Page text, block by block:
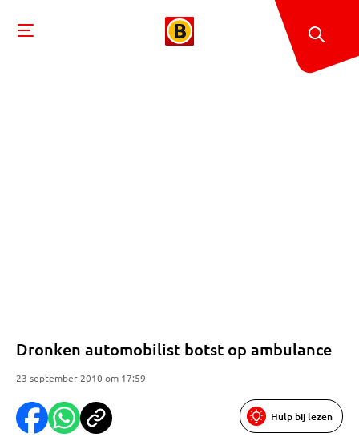
Dronken automobilist botst op ambulance
23 september 2010 om 17:59
Hulp bij lezen